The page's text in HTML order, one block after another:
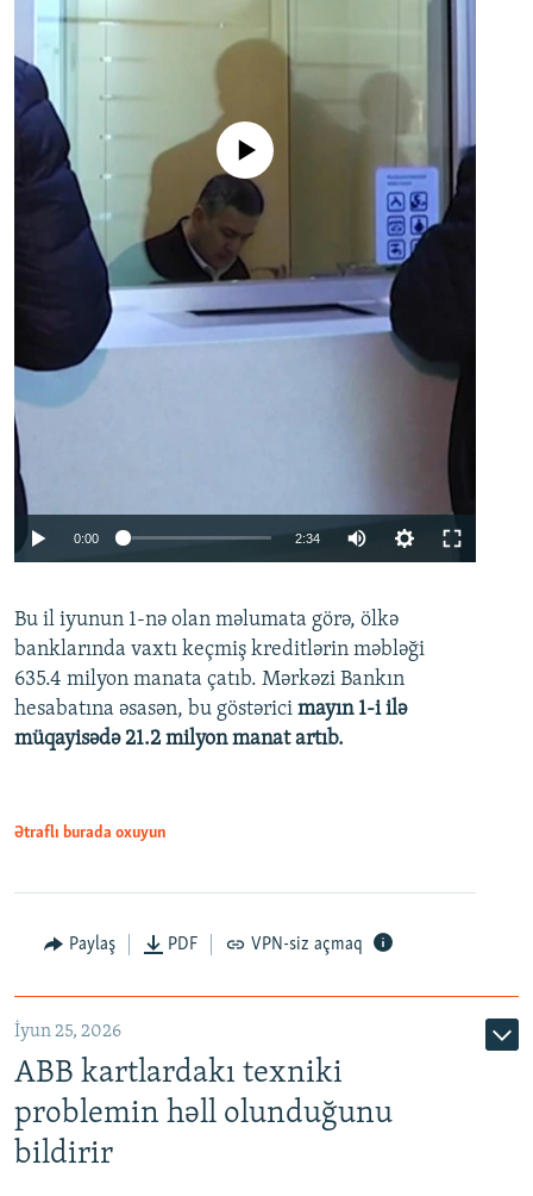
Auto 240p 360p 480p
720p 1080p
No media source currently available
0:00 2:34
360p
480p
720p
Bu il iyunun 1-nə olan məlumata görə, ölkə
banklarında vaxtı keçmiş kreditlərin məbləği
635.4 milyon manata çatıb. Mərkəzi Bankın
hesabatına əsasən, bu göstərici mayın 1-i ilə
müqayisədə 21.2 milyon manat artıb.
Ətraflı burada oxuyun
Paylaş PDF VPN-siz açmaq
İyun 25, 2026
ABB kartlardakı texniki
problemin həll olunduğunu
bildirir